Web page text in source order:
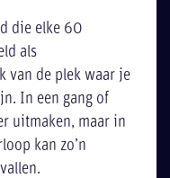
die elke 60
als
van de plek waar je
In een gang of
uitmaken, maar in
kan zo’n